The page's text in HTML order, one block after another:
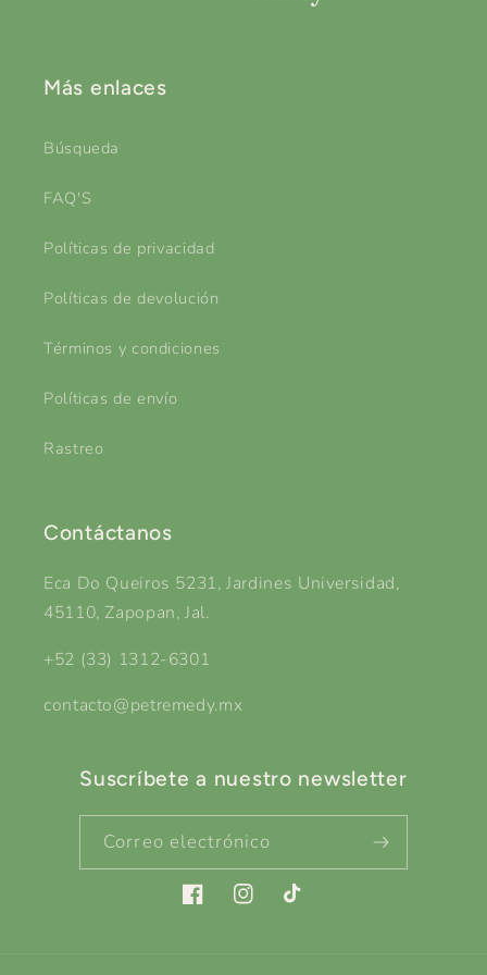
Más enlaces
Búsqueda
FAQ'S
Políticas de privacidad
Políticas de devolución
Términos y condiciones
Políticas de envío
Rastreo
Contáctanos
Eca Do Queiros 5231, Jardines Universidad,
45110, Zapopan, Jal.
+52 (33) 1312-6301
contacto@petremedy.mx
Suscríbete a nuestro newsletter
Correo electrónico
FacebookInstagramTikTok